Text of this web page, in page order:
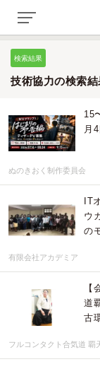
検索結果
技術協力の検索結
15
月
ぬのきおく制作委員会
IT
ウ
の
有限会社アカデミア
【
道
古
フルコンタクト合気道 覇